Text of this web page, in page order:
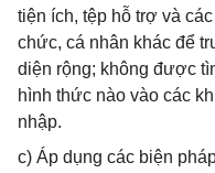
tiện ích, tệp hỗ trợ và
chức, cá nhân khác để
diện rộng; không được
hình thức nào vào các
nhập.
c) Áp dụng các biện